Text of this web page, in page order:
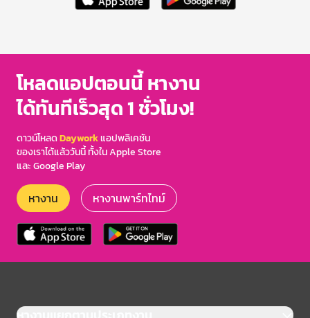
โหลดแอปตอนนี้ หางาน
ได้ทันทีเร็วสุด 1 ชั่วโมง!
ดาวน์โหลดDayworkแอปพลิเคชัน
ของเราได้แล้ววันนี้ ทั้งใน Apple Store
และ Google Play
หางาน หางานพาร์ทไทม์